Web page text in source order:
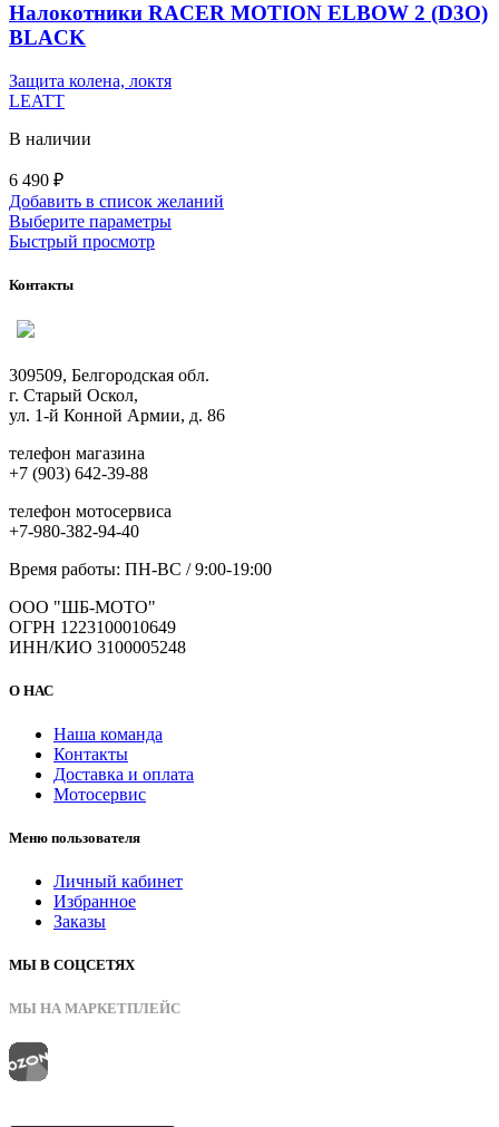
Налокотники RACER MOTION ELBOW 2 (D3O)
BLACK
Защита колена, локтя
LEATT
В наличии
6 490 ₽
Добавить в список желаний
Выберите параметрыЭтот
на
товара.
Быстрый просмотр
Контакты
309509, Белгородская обл.
г. Старый Оскол,
ул. 1-й Конной Армии, д. 86
телефон магазина
+7 (903) 642-39-88
телефон мотосервиса
+7-980-382-94-40
Время работы: ПН-ВС / 9:00-19:00
ООО "ШБ-МОТО"
ОГРН 1223100010649
ИНН/КИО 3100005248
О НАС
Наша команда
Контакты
Доставка и оплата
Мотосервис
Меню пользователя
Личный кабинет
Избранное
Заказы
МЫ В СОЦСЕТЯХ
МЫ НА МАРКЕТПЛЕЙС